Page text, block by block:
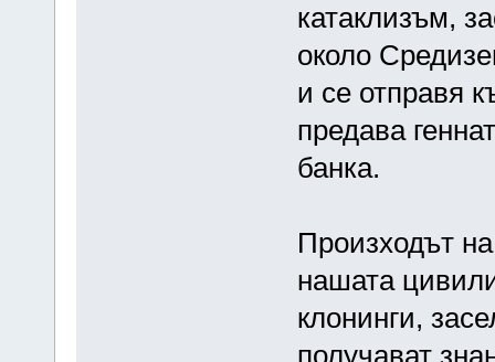
катаклизъм,
около
и се отправя
предава
банка.
Произходът
нашата
клонинги,